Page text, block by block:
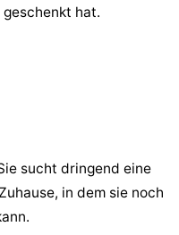
hat.
sucht dringend eine
in dem sie noch